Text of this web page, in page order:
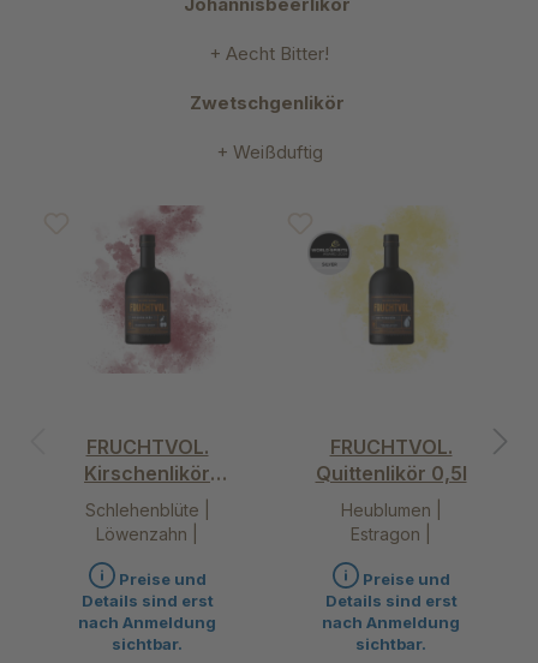
+ Aecht Bitter!
Zwetschgenlikör
+ Weißduftig
Produktgalerie überspringen
FRUCHTVOL.
Kirschenlikör
0,5l
Schlehenblüte |
Löwenzahn |
Holunderblüte |
Mädesüß
Preise und
Details sind erst
nach Anmeldung
sichtbar.
FRUCHTVOL.
Quittenlikör 0,5l
Heublumen |
Estragon |
Akazienblüte | Dill
Preise und
Details sind erst
nach Anmeldung
sichtbar.